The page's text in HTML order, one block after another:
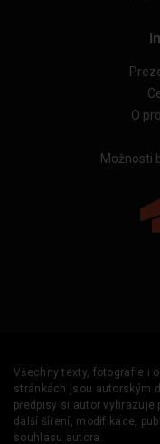
O
Možnosti
Všechny texty, fotografie i
stránkách jsou autorským
předpisy si autor
další šíření, modifikace,
souhlasu autora.